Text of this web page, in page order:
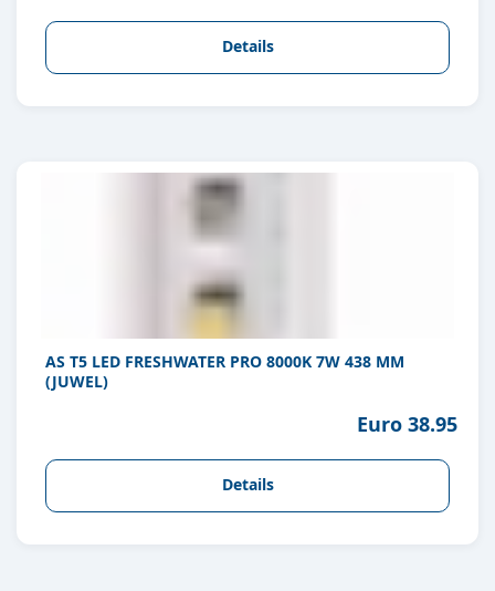
Details
AS T5 LED FRESHWATER PRO 8000K 7W 438 MM
(JUWEL)
Euro 38.95
Details